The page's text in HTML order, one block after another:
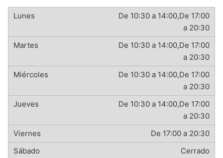
De 10:30 a 14:00,De 17:00
a 20:30
De 10:30 a 14:00,De 17:00
a 20:30
De 10:30 a 14:00,De 17:00
a 20:30
De 10:30 a 14:00,De 17:00
a 20:30
De 17:00 a 20:30
Cerrado